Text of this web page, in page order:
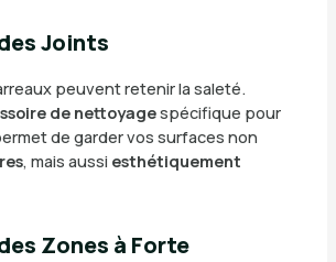
Joints
peuvent retenir la saleté.
de nettoyagespécifique pour
de garder vos surfaces non
, mais aussi esthétiquement
Zones à Forte